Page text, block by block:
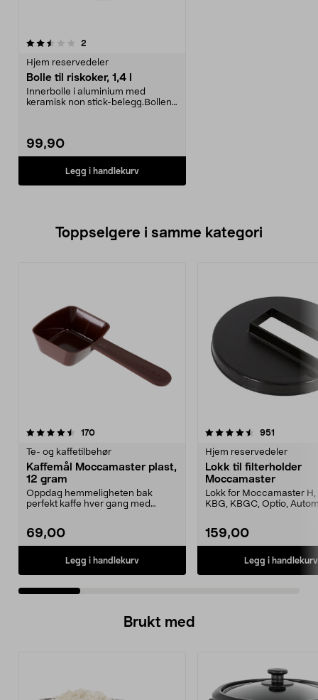
2
Hjem reservedeler
Bolle til riskoker, 1,4 l
Innerbolle i aluminium med
keramisk non stick-belegg.Bollen
99,90
Legg i handlekurv
Toppselgere i samme kategori
170anmeldelser
Te- og kaffetilbehør
Kaffemål Moccamaster plast,
12 gram
Oppdag hemmeligheten bak
perfekt kaffe hver gang med
69,00
Legg i handlekurv
4.5 av 5 stjerner 951
Hjem reservedeler
Lokk til filterholder
Moccamaster
Lokk for Moccamaster H,
KBG, KBGC, Optio,
159,00
Legg i handlekurv
4.5 av 5 stjerner
Brukt med